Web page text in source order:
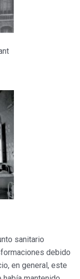
sanitario
debido
en general, este